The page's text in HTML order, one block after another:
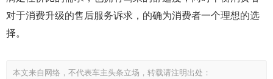
对于消费升级的售后服务诉求，的确为消费者一个理想的选
择。
本文来自网络，不代表车主头条立场，转载请注明出处：